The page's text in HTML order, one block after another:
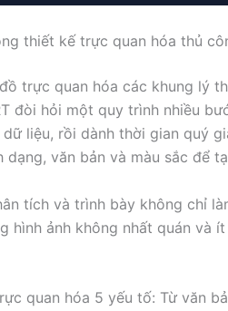
thiết kế trực quan hóa thủ
trực quan hóa các khung lý
đòi hỏi một quy trình nhiều
dữ liệu, rồi dành thời gian quý
văn bản và màu sắc để
tích và trình bày không chỉ
hình ảnh không nhất quán và
quan hóa 5 yếu tố: Từ văn